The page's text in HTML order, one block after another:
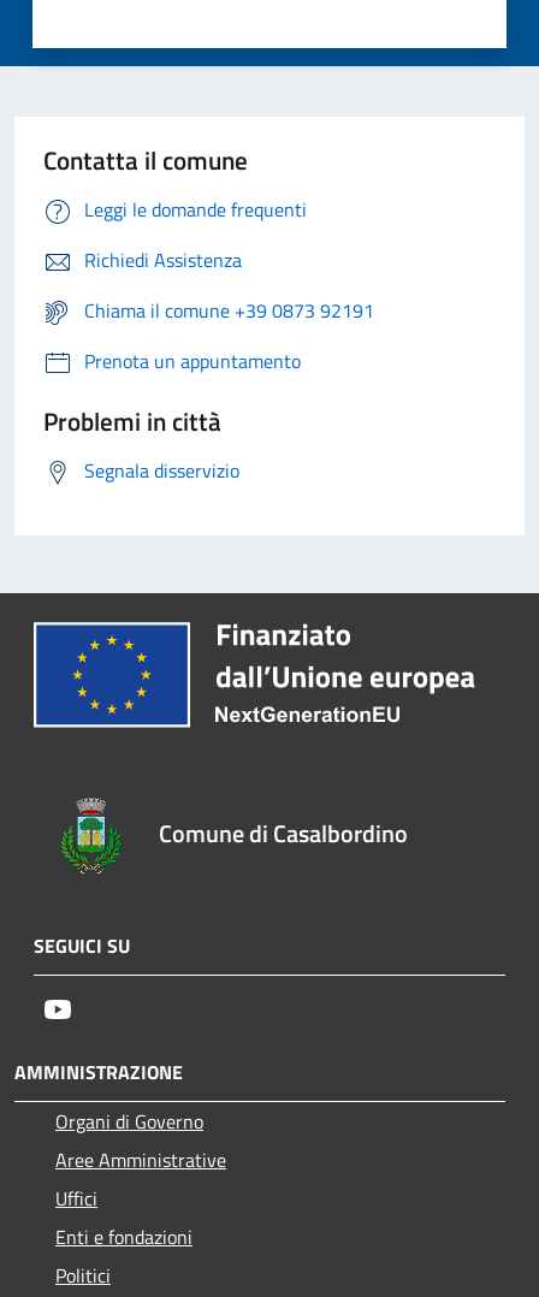
Contatta il comune
Leggi le domande frequenti
Richiedi Assistenza
Chiama il comune +39 0873 92191
Prenota un appuntamento
Problemi in città
Segnala disservizio
Comune di Casalbordino
SEGUICI SU
AMMINISTRAZIONE
Organi di Governo
Aree Amministrative
Uffici
Enti e fondazioni
Politici